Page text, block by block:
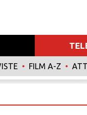
• FILM A-Z •